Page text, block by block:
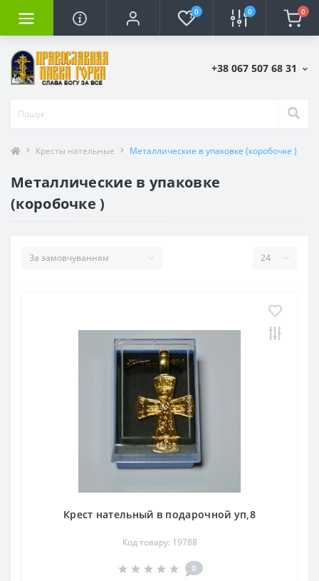
0 0 0
+38 067 507 68 31
Кресты нательные Металлические в упаковке (коробочке )
Металлические в упаковке
(коробочке )
Крест нательный в подарочной уп,8
Код товару: 19788
0